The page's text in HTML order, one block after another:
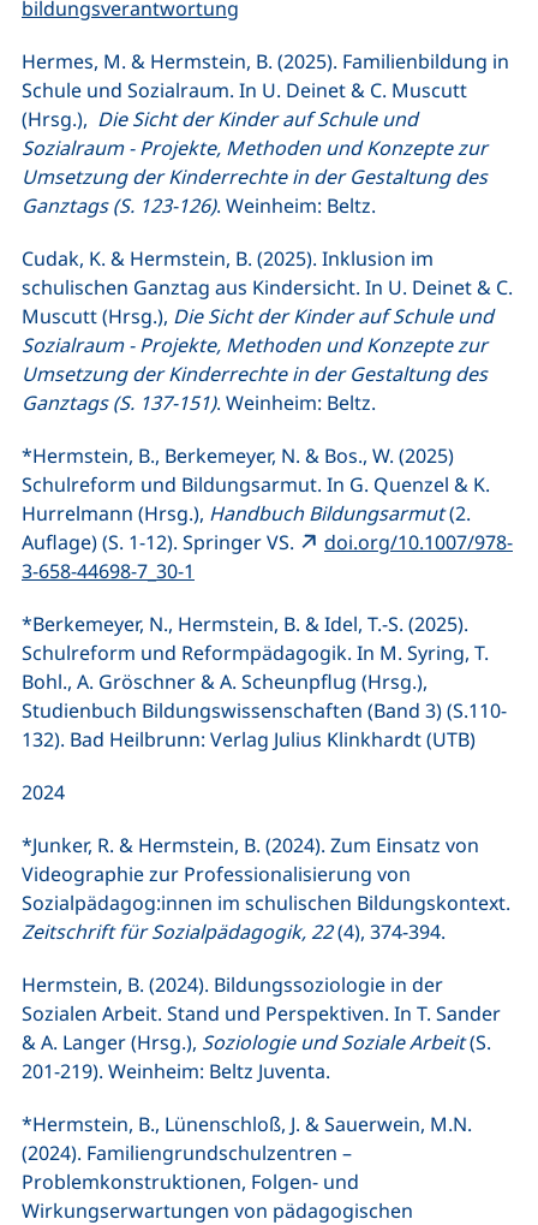
bildungsverantwortung
Hermes, M. & Hermstein, B. (2025). Familienbildung in
Schule und Sozialraum. In U. Deinet & C. Muscutt
(Hrsg.), Die Sicht der Kinder auf Schule und
Sozialraum - Projekte, Methoden und Konzepte zur
Umsetzung der Kinderrechte in der Gestaltung des
Ganztags (S. 123-126). Weinheim: Beltz.
Cudak, K. & Hermstein, B. (2025). Inklusion im
schulischen Ganztag aus Kindersicht. In U. Deinet & C.
Muscutt (Hrsg.), Die Sicht der Kinder auf Schule und
Sozialraum - Projekte, Methoden und Konzepte zur
Umsetzung der Kinderrechte in der Gestaltung des
Ganztags (S. 137-151). Weinheim: Beltz.
*Hermstein, B., Berkemeyer, N. & Bos., W. (2025)
Schulreform und Bildungsarmut. In G. Quenzel & K.
Hurrelmann (Hrsg.), Handbuch Bildungsarmut(2.
Auflage) (S. 1-12). Springer VS.
doi.org/10.1007/978-
3-658-44698-7_30-1
*Berkemeyer, N., Hermstein, B. & Idel, T.-S. (2025).
Schulreform und Reformpädagogik. In M. Syring, T.
Bohl., A. Gröschner & A. Scheunpflug (Hrsg.),
Studienbuch Bildungswissenschaften (Band 3) (S.110-
132). Bad Heilbrunn: Verlag Julius Klinkhardt (UTB)
2024
*Junker, R. & Hermstein, B. (2024). Zum Einsatz von
Videographie zur Professionalisierung von
Sozialpädagog:innen im schulischen Bildungskontext.
Zeitschrift für Sozialpädagogik, 22(4), 374-394.
Hermstein, B. (2024). Bildungssoziologie in der
Sozialen Arbeit. Stand und Perspektiven. In T. Sander
& A. Langer (Hrsg.), Soziologie und Soziale Arbeit(S.
201-219). Weinheim: Beltz Juventa.
*Hermstein, B., Lünenschloß, J. & Sauerwein, M.N.
(2024). Familiengrundschulzentren –
Problemkonstruktionen, Folgen- und
Wirkungserwartungen von pädagogischen